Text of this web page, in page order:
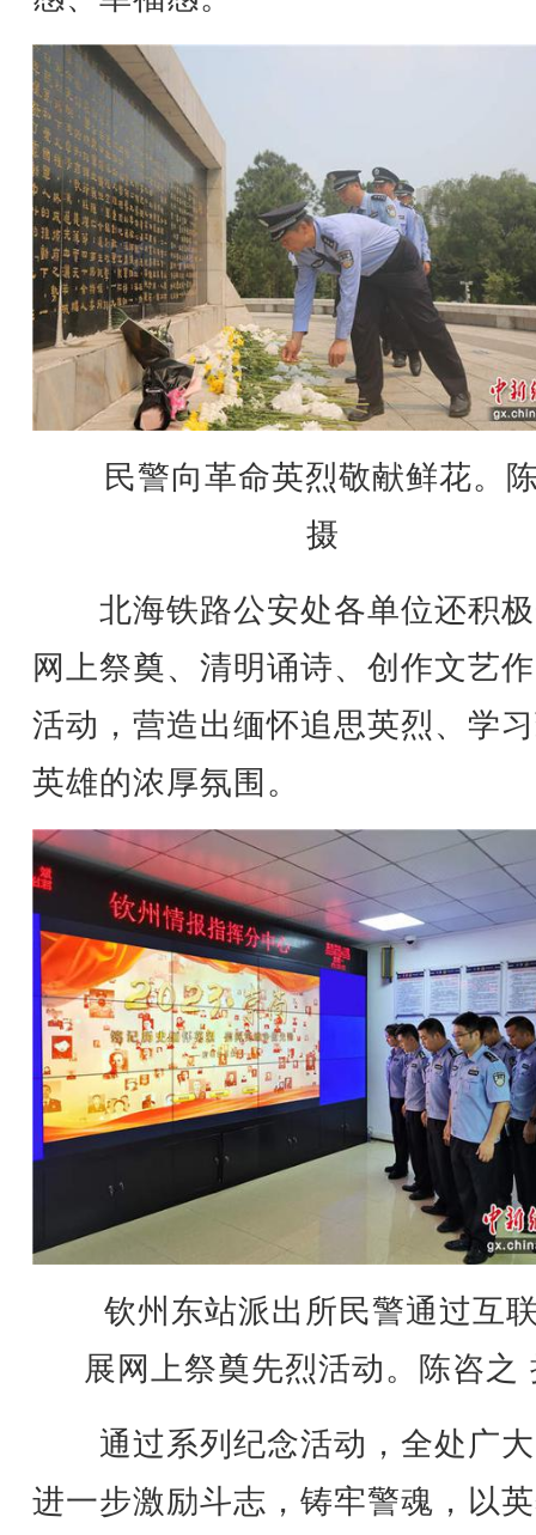
民警向革命英烈敬献鲜花。
摄
北海铁路公安处各单位还积
网上祭奠、清明诵诗、创作文艺
活动，营造出缅怀追思英烈、学
英雄的浓厚氛围。
钦州东站派出所民警通过互
展网上祭奠先烈活动。陈咨之
通过系列纪念活动，全处广
进一步激励斗志，铸牢警魂，以